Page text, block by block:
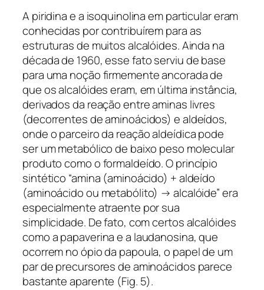
A piridina e a isoquinolina em particular eram
conhecidas por contribuírem para as
estruturas de muitos alcalóides. Ainda na
década de 1960, esse fato serviu de base
para uma noção firmemente ancorada de
que os alcalóides eram, em última instância,
derivados da reação entre aminas livres
(decorrentes de aminoácidos) e aldeídos,
onde o parceiro da reação aldeídica pode
ser um metabólico de baixo peso molecular
produto como o formaldeído. O princípio
sintético “amina (aminoácido) + aldeído
(aminoácido ou metabólito) → alcalóide” era
especialmente atraente por sua
simplicidade. De fato, com certos alcalóides
como a papaverina e a laudanosina, que
ocorrem no ópio da papoula, o papel de um
par de precursores de aminoácidos parece
bastante aparente (Fig. 5).